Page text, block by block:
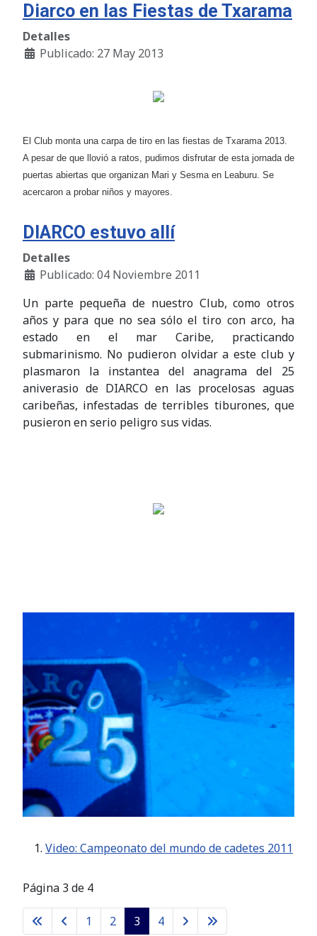
Diarco en las Fiestas de Txarama
Detalles
Publicado: 27 May 2013
El Club monta una carpa de tiro en las fiestas de Txarama 2013.
A pesar de que llovió a ratos, pudimos disfrutar de esta jornada de
puertas abiertas que organizan Mari y Sesma en Leaburu. Se
acercaron a probar niños y mayores.
DIARCO estuvo allí
Detalles
Publicado: 04 Noviembre 2011
Un parte pequeña de nuestro Club, como otros
años y para que no sea sólo el tiro con arco, ha
estado en el mar Caribe, practicando
submarinismo. No pudieron olvidar a este club y
plasmaron la instantea del anagrama del 25
aniverasio de DIARCO en las procelosas aguas
caribeñas, infestadas de terribles tiburones, que
pusieron en serio peligro sus vidas.
Video: Campeonato del mundo de cadetes 2011
Página 3 de 4
1 2 3 4